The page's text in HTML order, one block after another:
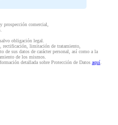
prospección comercial,
obligación legal.
rectificación, limitación de tratamiento,
sus datos de carácter personal, así como a la
de los mismos.
detallada sobre Protección de Datos aquí.